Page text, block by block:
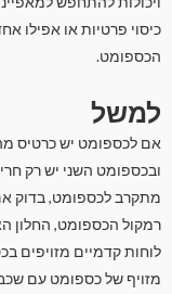
כיסוי פרטיות או אפילו
הכספומט.
למשל
אם לכספומט יש כרטיס
ובכספומט השני יש רק
מתקרב לכספומט, בדוק
רמקול הכספומט, החלון
לוחות קדמיים מזויפים
מזויף של כספומט עם